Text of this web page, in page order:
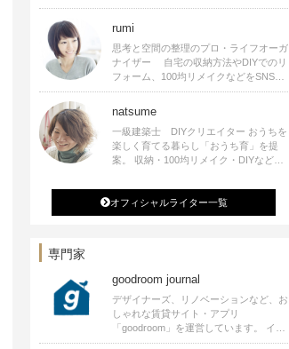
ド雑貨やインテリアに関する著書も出
ます。
rumi
思考と空間の整理のプロ・ライフオーガ
ナイザー 自宅の収納方法やDIYでのリ
フォーム、100均リメイクなどをSNSで
公開中。 収納やリメイク、インテリア
シピ提供、店舗プロデュース 2016年９
月に宝島社より【Rumiのおうち時間を
楽しむインテリア】を出版しました。
natsume
一級建築士 DIYクリエイター おうちを
楽しく育てる暮らし「おうち育」を提
案。 収納・100均リメイク・DIYなどお
発信中。 著書 なつめさんちの新しい
のになつかしいアンティークな部屋つく
り 雑誌掲載・TV出演・コラム執筆・
オフィシャルライター一覧
専門家
goodroom journal
デザイナーズ、リノベーションなど、お
しゃれな賃貸サイト・アプリ
「goodroom」を運営しています。 イン
テリアや、ひとり暮らし、ふたり暮らし